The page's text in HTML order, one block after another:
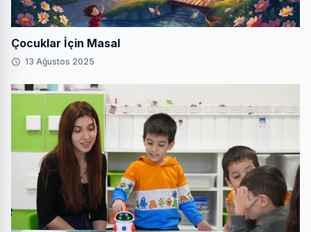
Çocuklar İçin Masal
13 Ağustos 2025